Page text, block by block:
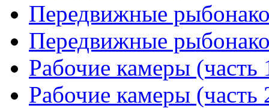
Передвижные
Передвижные
Рабочие камеры (часть
Рабочие камеры (часть